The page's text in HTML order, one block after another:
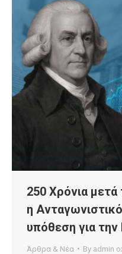
250 Χρόνια μετά
η
υπόθεση για την
Άρθρα & Νέα By admin